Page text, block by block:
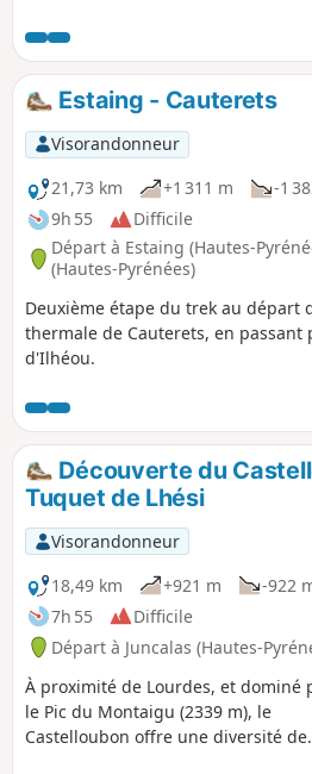
sentiers de montagne, estives et
sommets environnants. Accessible
habitués à la marche en terrain
offre une immersion dans un
se succèdent paysages lacustres,
de vue remarquables. Une belle
diversité des paysages pyrénéens
lacs en une seule journée ou
de Bassias.
Estaing - Cauterets
Visorandonneur
21,73 km
+1 311 m
-1
9h 55
Difficile
Départ à Estaing (Hautes-
(Hautes-Pyrénées)
Deuxième étape du trek au départ
thermale de Cauterets, en passant
d'Ilhéou.
Découverte du
Tuquet de Lhési
Visorandonneur
18,49 km
+921 m
-922
7h 55
Difficile
Départ à Juncalas (Hautes-
À proximité de Lourdes, et dominé
le Pic du Montaigu (2339 m), le
Castelloubon offre une diversité de